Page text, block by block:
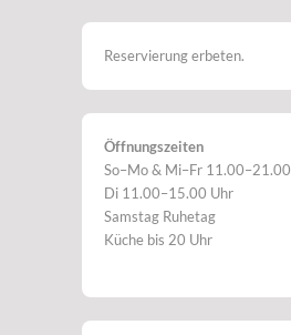
Reservierung erbeten.
Öffnungszeiten
So–Mo & Mi–Fr
Di 11.00–15.00 Uhr
Samstag Ruhetag
Küche bis 20 Uhr